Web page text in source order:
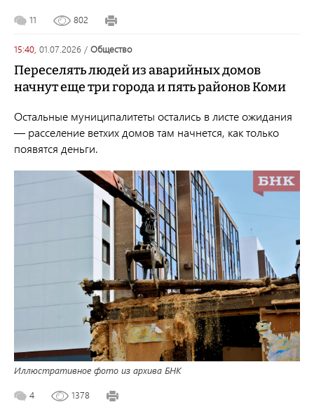
11 802
15:40, 01.07.2026 / общество
Переселять людей из аварийных домов
начнут еще три города и пять районов Коми
Остальные муниципалитеты остались в листе ожидания
— расселение ветхих домов там начнется, как только
появятся деньги.
Иллюстративное фото из архива БНК
4 1378